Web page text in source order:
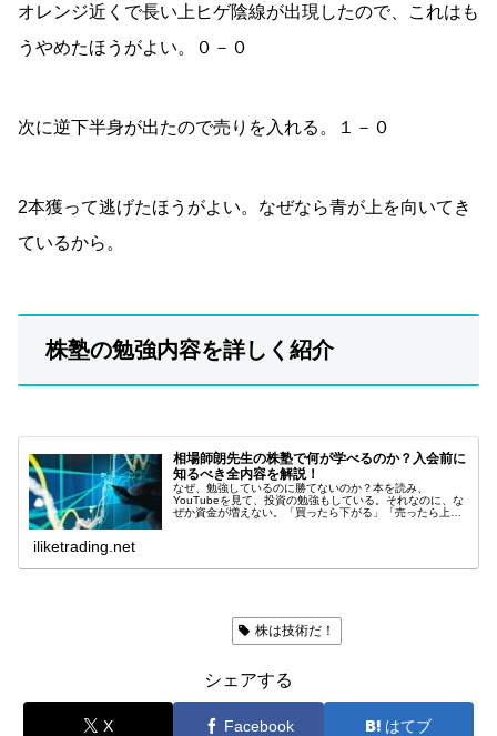
オレンジ近くで長い上ヒゲ陰線が出現したので、これはも
うやめたほうがよい。０－０
次に逆下半身が出たので売りを入れる。１－０
2本獲って逃げたほうがよい。なぜなら青が上を向いてき
ているから。
株塾の勉強内容を詳しく紹介
相場師朗先生の株塾で何が学べるのか？入会前に
知るべき全内容を解説！
なぜ、勉強しているのに勝てないのか？本を読み、
YouTubeを見て、投資の勉強もしている。それなのに、な
ぜか資金が増えない。「買ったら下がる」「売ったら上が
iliketrading.net
株は技術だ！
シェアする
X Facebook はてブ